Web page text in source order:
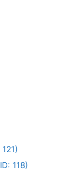
118)